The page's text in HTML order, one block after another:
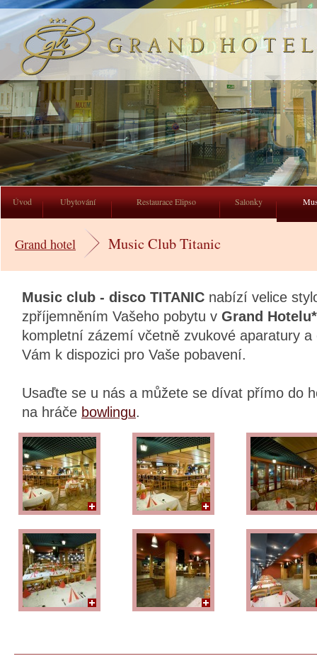
Grand Hotel
Grand hotel Music Club Titanic
Music club - disco TITANIC nabízí velice
zpříjemněním Vašeho pobytu v Grand
kompletní zázemí včetně zvukové aparatury
Vám k dispozici pro Vaše pobavení.
Usaďte se u nás a můžete se dívat přímo do
na hráče bowlingu.
Úvod Ubytování Restaurace Elipso Salonky